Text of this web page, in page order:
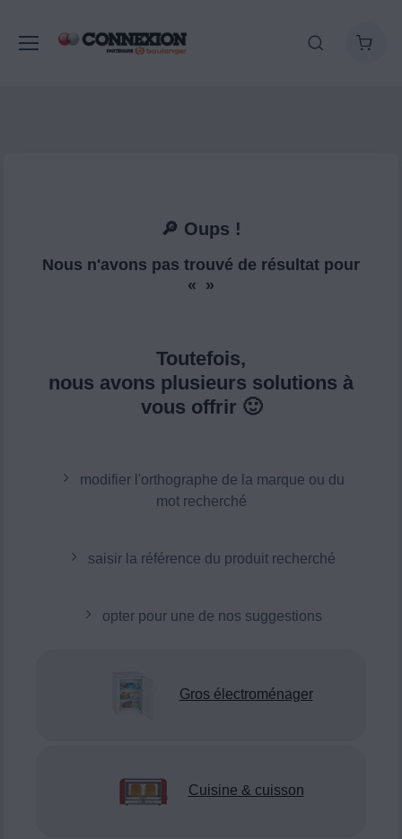
🔎 Oups !
Nous n'avons pas trouvé de résultat pour
« »
Toutefois,
nous avons plusieurs solutions à
vous offrir 🙂
modifier l'orthographe de la marque ou du
mot recherché
saisir la référence du produit recherché
opter pour une de nos suggestions
Gros électroménager
Cuisine & cuisson